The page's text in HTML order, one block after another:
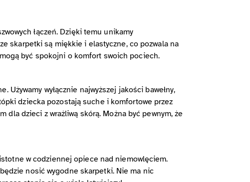
łączeń. Dzięki temu unikamy
skarpetki są miękkie i elastyczne, co pozwala na
być spokojni o komfort swoich pociech.
wyłącznie najwyższej jakości bawełny,
dziecka pozostają suche i komfortowe przez
dla dzieci z wrażliwą skórą. Można być pewnym, że
w codziennej opiece nad niemowlęciem.
nosić wygodne skarpetki. Nie ma nic